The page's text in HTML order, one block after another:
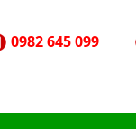
0982 645 099